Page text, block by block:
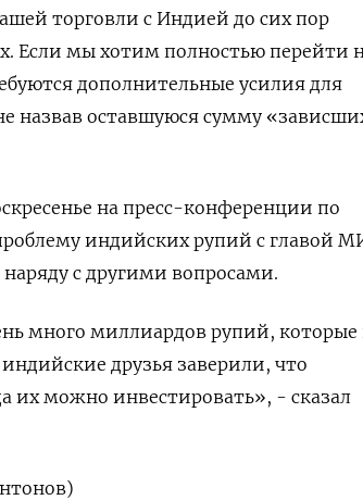
торговли с Индией до сих пор
Если мы хотим полностью перейти
дополнительные усилия для
назвав оставшуюся сумму
на пресс-конференции по
индийских рупий с главой
с другими вопросами.
много миллиардов рупий, которые
друзья заверили, что
их можно инвестировать», - сказал